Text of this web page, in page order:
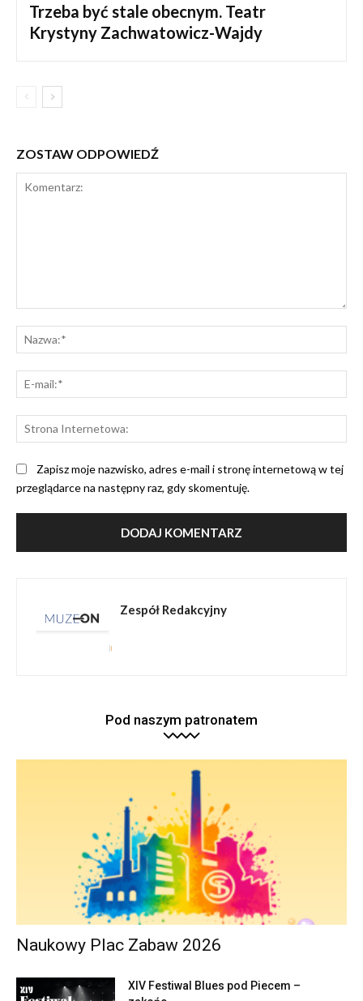
Trzeba być stale obecnym. Teatr
Krystyny Zachwatowicz-Wajdy
ZOSTAW ODPOWIEDŹ
Zapisz moje nazwisko, adres e-mail i stronę internetową w tej
przeglądarce na następny raz, gdy skomentuję.
Zespół Redakcyjny
Pod naszym patronatem
Naukowy Plac Zabaw 2026
XIV Festiwal Blues pod Piecem –